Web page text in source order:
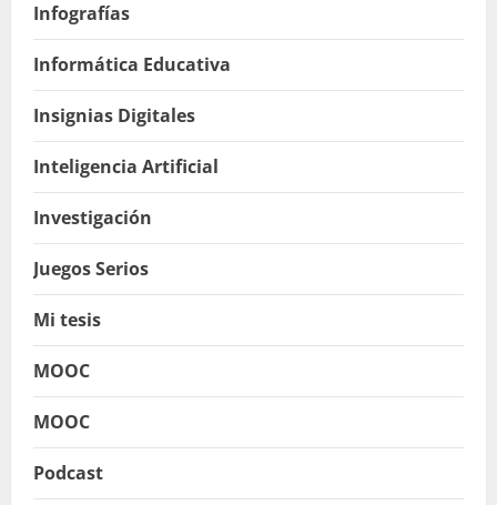
Infografías
Informática Educativa
Insignias Digitales
Inteligencia Artificial
Investigación
Juegos Serios
Mi tesis
MOOC
MOOC
Podcast